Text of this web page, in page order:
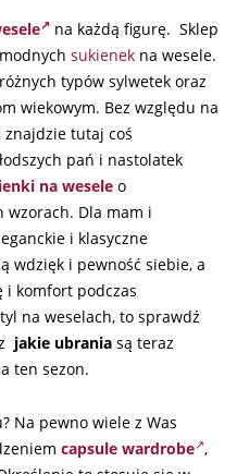
na każdą figurę. Sklep
sukienek na wesele.
typów sylwetek oraz
wiekowym. Bez względu na
znajdzie tutaj coś
pań i nastolatek
na wesele o
wzorach. Dla mam i
i klasyczne
wdzięk i pewność siebie, a
i komfort podczas
na weselach, to sprawdź
jakie ubrania są teraz
ten sezon.
Na pewno wiele z Was
capsule wardrobe ,